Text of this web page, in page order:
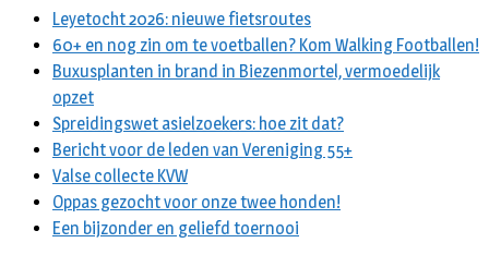
Leyetocht 2026: nieuwe fietsroutes
60+ en nog zin om te voetballen? Kom Walking Footballen!
Buxusplanten in brand in Biezenmortel, vermoedelijk
opzet
Spreidingswet asielzoekers: hoe zit dat?
Bericht voor de leden van Vereniging 55+
Valse collecte KVW
Oppas gezocht voor onze twee honden!
Een bijzonder en geliefd toernooi